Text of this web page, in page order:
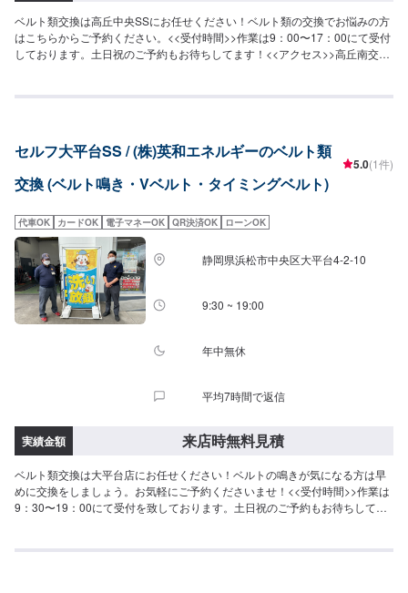
ベルト類交換は高丘中央SSにお任せください！ベルト類の交換でお悩みの方
はこちらからご予約ください。<<受付時間>>作業は9：00〜17：00にて受付
しております。土日祝のご予約もお待ちしてます！<<アクセス>>高丘南交差
セルフ大平台SS / (株)英和エネルギーのベルト類
交換 (ベルト鳴き・Vベルト・タイミングベルト)
5.0(1件)
代車OK カードOK 電子マネーOK QR決済OK ローンOK
静岡県浜松市中央区大平台4-2-10
9:30 ~ 19:00
年中無休
平均7時間で返信
実績金額 来店時無料見積
ベルト類交換は大平台店にお任せください！ベルトの鳴きが気になる方は早
めに交換をしましょう。お気軽にご予約くださいませ！<<受付時間>>作業は
9：30〜19：00にて受付を致しております。土日祝のご予約もお待ちしてお